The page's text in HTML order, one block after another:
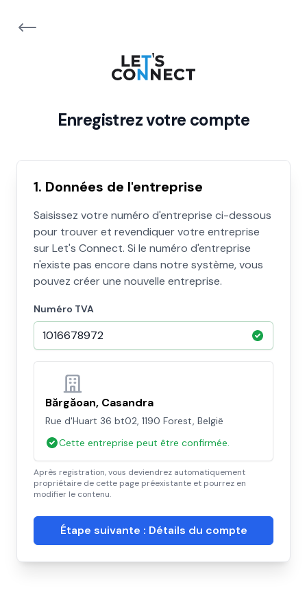
Enregistrez votre compte
1. Données de l'entreprise
Saisissez votre numéro d'entreprise ci-dessous
pour trouver et revendiquer votre entreprise
sur Let's Connect. Si le numéro d'entreprise
n'existe pas encore dans notre système, vous
pouvez créer une nouvelle entreprise.
Numéro TVA
Bărgăoan, Casandra
Rue d'Huart 36 bt02, 1190 Forest, België
Cette entreprise peut être confirmée.
Après registration, vous deviendrez automatiquement
propriétaire de cette page préexistante et pourrez en
modifier le contenu.
Étape suivante : Détails du compte